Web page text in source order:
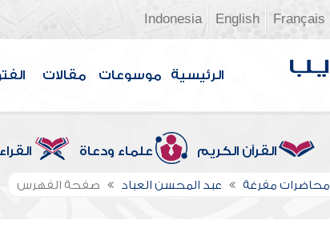
Français
English
Indonesia
الرئيسية موسوعات مقالات
القرآن الكريم علماء ودعاة
محاضرات مفرغة عبد المحسن العباد صفحة الفهرس